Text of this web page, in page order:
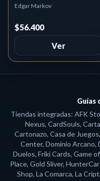
Edgar Markov
$56.400
Ver
Guías
Tiendas integradas: AFK
Nexus, CardSouls,
Cartonazo, Casa de
Center, Dominio Arcano,
Duelos, Friki Cards, Game
Place, Gold Sliver,
Shop, La Comarca, La